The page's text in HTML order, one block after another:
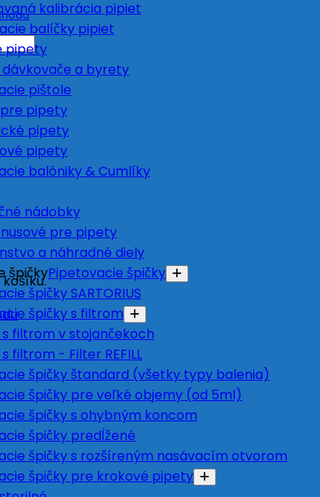
kalibrácia pipiet
balíčky pipiet
pipety
dávkovače a byrety
pištole
pipety
pipety
pipety
balóniky & Cumlíky
nádobky
pre pipety
a náhradné diely
Pipetovacie špičky
špičky SARTORIUS
špičky s filtrom
s filtrom v stojančekoch
s filtrom - Filter REFILL
špičky štandard (všetky typy balenia)
špičky pre veľké objemy (od 5ml)
špičky s ohybným koncom
špičky predĺžené
špičky s rozšíreným nasávacím otvorom
špičky pre krokové pipety